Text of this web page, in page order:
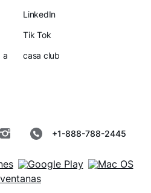
a
LinkedIn
Tik Tok
casa club
+1-888-788-2445